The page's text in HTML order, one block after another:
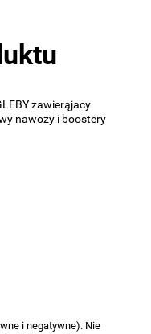
zawierąjacy
nawozy i boostery
i negatywne). Nie